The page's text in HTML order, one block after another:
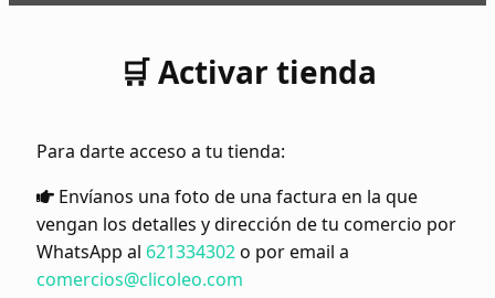
🛒 Activar tienda
Para darte acceso a tu tienda:
Envíanos una foto de una factura en la que
vengan los detalles y dirección de tu comercio por
WhatsApp al 621334302o por email a
comercios@clicoleo.com